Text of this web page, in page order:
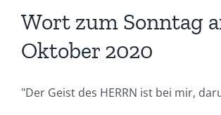
Wort zum Sonntag
Oktober 2020
"Der Geist des HERRN ist bei mir,